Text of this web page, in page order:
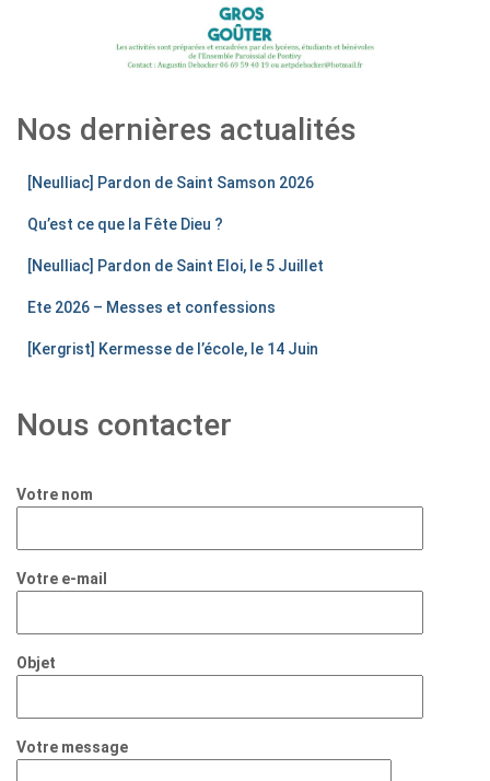
Nos dernières actualités
[Neulliac] Pardon de Saint Samson 2026
Qu’est ce que la Fête Dieu ?
[Neulliac] Pardon de Saint Eloi, le 5 Juillet
Ete 2026 – Messes et confessions
[Kergrist] Kermesse de l’école, le 14 Juin
Nous contacter
Votre nom
Votre e-mail
Objet
Votre message